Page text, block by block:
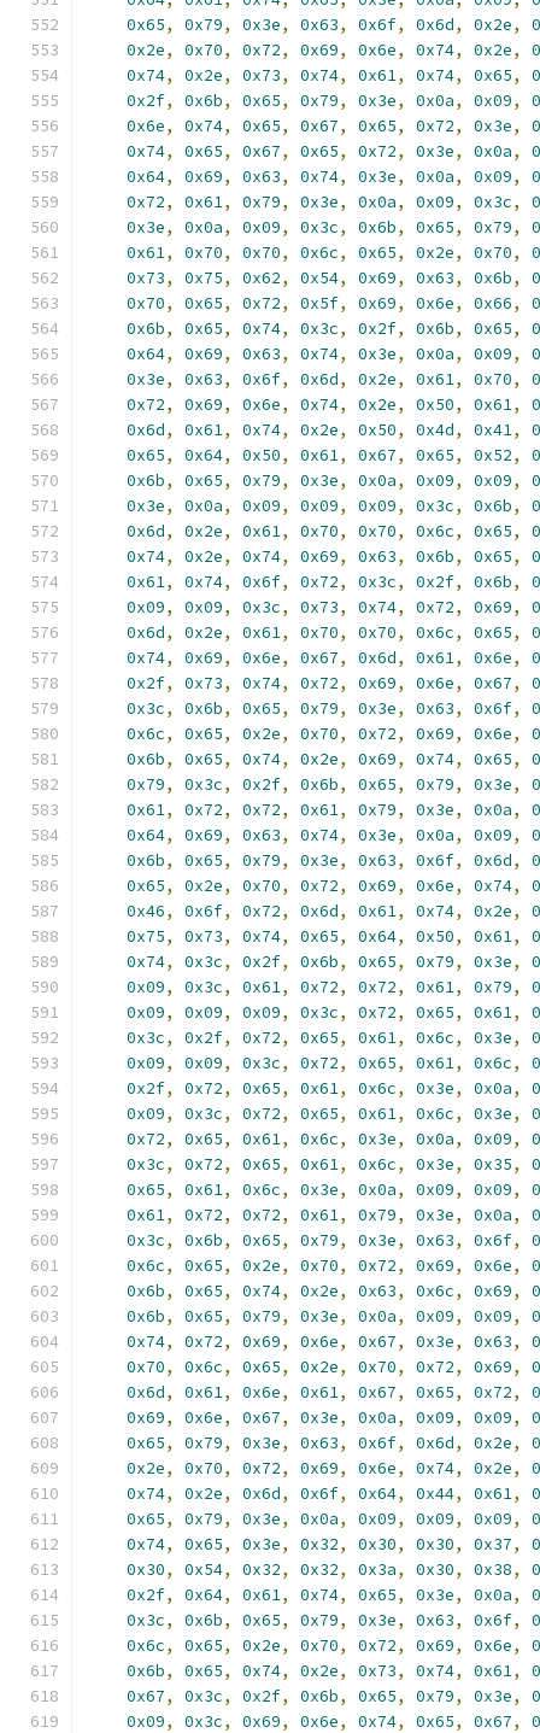
0x65, 0x79, 0x3e, 0x63, 0x6f, 0x6d, 0x2e,
0x2e, 0x70, 0x72, 0x69, 0x6e, 0x74, 0x2e,
0x74, 0x2e, 0x73, 0x74, 0x61, 0x74, 0x65,
0x2f, 0x6b, 0x65, 0x79, 0x3e, 0x0a, 0x09,
0x6e, 0x74, 0x65, 0x67, 0x65, 0x72, 0x3e,
0x74, 0x65, 0x67, 0x65, 0x72, 0x3e, 0x0a,
0x64, 0x69, 0x63, 0x74, 0x3e, 0x0a, 0x09,
0x72, 0x61, 0x79, 0x3e, 0x0a, 0x09, 0x3c,
0x3e, 0x0a, 0x09, 0x3c, 0x6b, 0x65, 0x79,
0x61, 0x70, 0x70, 0x6c, 0x65, 0x2e, 0x70,
0x73, 0x75, 0x62, 0x54, 0x69, 0x63, 0x6b,
0x70, 0x65, 0x72, 0x5f, 0x69, 0x6e, 0x66,
0x6b, 0x65, 0x74, 0x3c, 0x2f, 0x6b, 0x65,
0x64, 0x69, 0x63, 0x74, 0x3e, 0x0a, 0x09,
0x3e, 0x63, 0x6f, 0x6d, 0x2e, 0x61, 0x70,
0x72, 0x69, 0x6e, 0x74, 0x2e, 0x50, 0x61,
0x6d, 0x61, 0x74, 0x2e, 0x50, 0x4d, 0x41,
0x65, 0x64, 0x50, 0x61, 0x67, 0x65, 0x52,
0x6b, 0x65, 0x79, 0x3e, 0x0a, 0x09, 0x09,
0x3e, 0x0a, 0x09, 0x09, 0x09, 0x3c, 0x6b,
0x6d, 0x2e, 0x61, 0x70, 0x70, 0x6c, 0x65,
0x74, 0x2e, 0x74, 0x69, 0x63, 0x6b, 0x65,
0x61, 0x74, 0x6f, 0x72, 0x3c, 0x2f, 0x6b,
0x09, 0x09, 0x3c, 0x73, 0x74, 0x72, 0x69,
0x6d, 0x2e, 0x61, 0x70, 0x70, 0x6c, 0x65,
0x74, 0x69, 0x6e, 0x67, 0x6d, 0x61, 0x6e,
0x2f, 0x73, 0x74, 0x72, 0x69, 0x6e, 0x67,
0x3c, 0x6b, 0x65, 0x79, 0x3e, 0x63, 0x6f,
0x6c, 0x65, 0x2e, 0x70, 0x72, 0x69, 0x6e,
0x6b, 0x65, 0x74, 0x2e, 0x69, 0x74, 0x65,
0x79, 0x3c, 0x2f, 0x6b, 0x65, 0x79, 0x3e,
0x61, 0x72, 0x72, 0x61, 0x79, 0x3e, 0x0a,
0x64, 0x69, 0x63, 0x74, 0x3e, 0x0a, 0x09,
0x6b, 0x65, 0x79, 0x3e, 0x63, 0x6f, 0x6d,
0x65, 0x2e, 0x70, 0x72, 0x69, 0x6e, 0x74,
0x46, 0x6f, 0x72, 0x6d, 0x61, 0x74, 0x2e,
0x75, 0x73, 0x74, 0x65, 0x64, 0x50, 0x61,
0x74, 0x3c, 0x2f, 0x6b, 0x65, 0x79, 0x3e,
0x09, 0x3c, 0x61, 0x72, 0x72, 0x61, 0x79,
0x09, 0x09, 0x09, 0x3c, 0x72, 0x65, 0x61,
0x3c, 0x2f, 0x72, 0x65, 0x61, 0x6c, 0x3e,
0x09, 0x09, 0x3c, 0x72, 0x65, 0x61, 0x6c,
0x2f, 0x72, 0x65, 0x61, 0x6c, 0x3e, 0x0a,
0x09, 0x3c, 0x72, 0x65, 0x61, 0x6c, 0x3e,
0x72, 0x65, 0x61, 0x6c, 0x3e, 0x0a, 0x09,
0x3c, 0x72, 0x65, 0x61, 0x6c, 0x3e, 0x35,
0x65, 0x61, 0x6c, 0x3e, 0x0a, 0x09, 0x09,
0x61, 0x72, 0x72, 0x61, 0x79, 0x3e, 0x0a,
0x3c, 0x6b, 0x65, 0x79, 0x3e, 0x63, 0x6f,
0x6c, 0x65, 0x2e, 0x70, 0x72, 0x69, 0x6e,
0x6b, 0x65, 0x74, 0x2e, 0x63, 0x6c, 0x69,
0x6b, 0x65, 0x79, 0x3e, 0x0a, 0x09, 0x09,
0x74, 0x72, 0x69, 0x6e, 0x67, 0x3e, 0x63,
0x70, 0x6c, 0x65, 0x2e, 0x70, 0x72, 0x69,
0x6d, 0x61, 0x6e, 0x61, 0x67, 0x65, 0x72,
0x69, 0x6e, 0x67, 0x3e, 0x0a, 0x09, 0x09,
0x65, 0x79, 0x3e, 0x63, 0x6f, 0x6d, 0x2e,
0x2e, 0x70, 0x72, 0x69, 0x6e, 0x74, 0x2e,
0x74, 0x2e, 0x6d, 0x6f, 0x64, 0x44, 0x61,
0x65, 0x79, 0x3e, 0x0a, 0x09, 0x09, 0x09,
0x74, 0x65, 0x3e, 0x32, 0x30, 0x30, 0x37,
0x30, 0x54, 0x32, 0x32, 0x3a, 0x30, 0x38,
0x2f, 0x64, 0x61, 0x74, 0x65, 0x3e, 0x0a,
0x3c, 0x6b, 0x65, 0x79, 0x3e, 0x63, 0x6f,
0x6c, 0x65, 0x2e, 0x70, 0x72, 0x69, 0x6e,
0x6b, 0x65, 0x74, 0x2e, 0x73, 0x74, 0x61,
0x67, 0x3c, 0x2f, 0x6b, 0x65, 0x79, 0x3e,
0x09, 0x3c, 0x69, 0x6e, 0x74, 0x65, 0x67,